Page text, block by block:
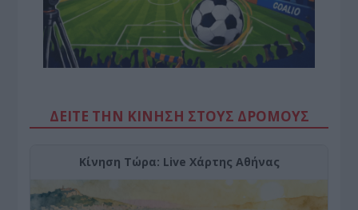
ΔΕΙΤΕ ΤΗΝ ΚΙΝΗΣΗ ΣΤΟΥΣ ΔΡΌΜΟΥΣ
Κίνηση Τώρα: Live Χάρτης Αθήνας